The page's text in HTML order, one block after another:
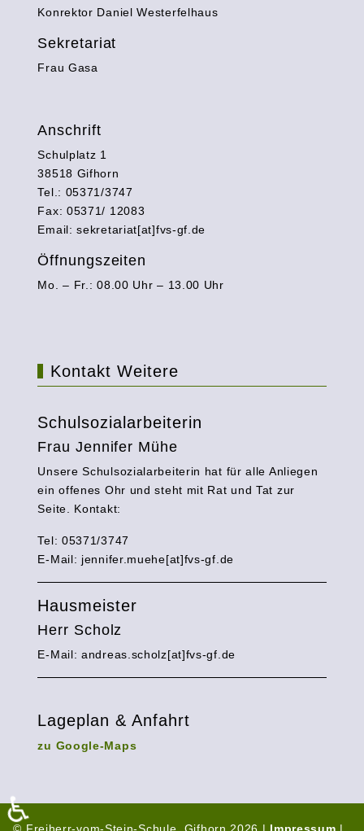
Konrektor Daniel Westerfelhaus
Sekretariat
Frau Gasa
Anschrift
Schulplatz 1
38518 Gifhorn
Tel.: 05371/3747
Fax: 05371/ 12083
Email: sekretariat[at]fvs-gf.de
Öffnungszeiten
Mo. – Fr.: 08.00 Uhr – 13.00 Uhr
Kontakt Weitere
Schulsozialarbeiterin
Frau Jennifer Mühe
Unsere Schulsozialarbeiterin hat für alle Anliegen
ein offenes Ohr und steht mit Rat und Tat zur
Seite. Kontakt:
Tel: 05371/3747
E-Mail: jennifer.muehe[at]fvs-gf.de
Hausmeister
Herr Scholz
E-Mail: andreas.scholz[at]fvs-gf.de
Lageplan & Anfahrt
zu Google-Maps